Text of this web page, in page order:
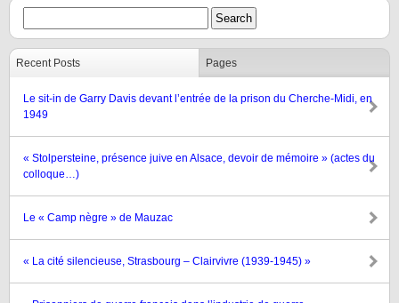
Recent Posts Pages
Le sit-in de Garry Davis devant l’entrée de la prison du Cherche-Midi, en
1949
« Stolpersteine, présence juive en Alsace, devoir de mémoire » (actes du
colloque…)
Le « Camp nègre » de Mauzac
« La cité silencieuse, Strasbourg – Clairvivre (1939-1945) »